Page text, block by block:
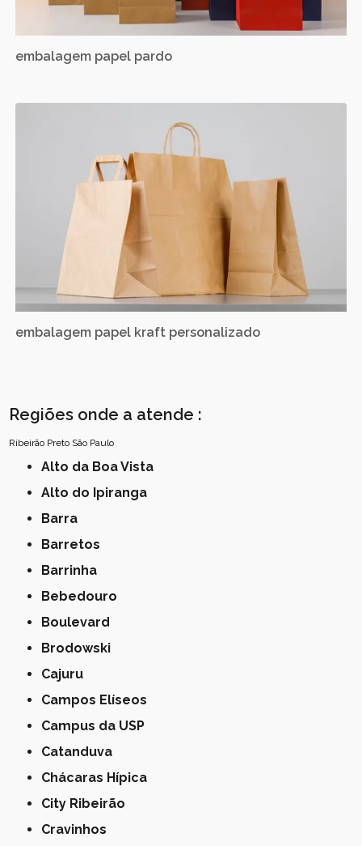
embalagem papel pardo
embalagem papel kraft personalizado
Regiões onde a atende :
Ribeirão Preto São Paulo
Alto da Boa Vista
Alto do Ipiranga
Barra
Barretos
Barrinha
Bebedouro
Boulevard
Brodowski
Cajuru
Campos Elíseos
Campus da USP
Catanduva
Chácaras Hípica
City Ribeirão
Cravinhos